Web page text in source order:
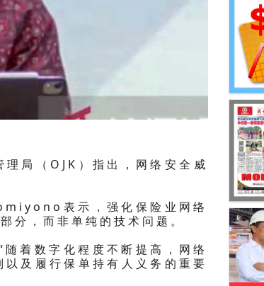
理局（OJK）指出，网络安全威
表示，强化保险业网络
分，而非单纯的技术问题。
着数字化程度不断提高，网络
及履行保单持有人义务的重要